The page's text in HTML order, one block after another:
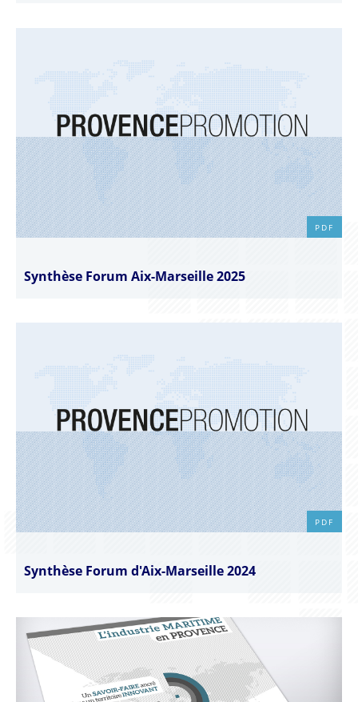
PDF
Synthèse Forum Aix-Marseille 2025
PDF
Synthèse Forum d'Aix-Marseille 2024